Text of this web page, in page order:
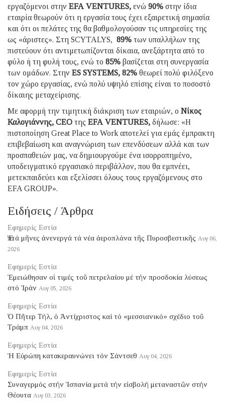
εργαζόμενοι στην EFA VENTURES, ενώ 90% στην ίδια
εταιρία θεωρούν ότι η εργασία τους έχει εξαιρετική σημασία
και ότι οι πελάτες της θα βαθμολογούσαν τις υπηρεσίες της
ως «άριστες». Στη SCYTALYS, 89% των υπαλλήλων της
πιστεύουν ότι αντιμετωπίζονται δίκαια, ανεξάρτητα από το
φύλο ή τη φυλή τους, ενώ το 85% βασίζεται στη συνεργασία
των ομάδων. Στην ES SYSTEMS, 82% θεωρεί πολύ φιλόξενο
τον χώρο εργασίας, ενώ πολύ υψηλό επίσης είναι το ποσοστό
δίκαιης μεταχείρισης.
Με αφορμή την τιμητική διάκριση των εταιριών, ο Νίκος
Καλογιάννης, CEO της EFA VENTURES, δήλωσε: «Η
πιστοποίηση Great Place to Work αποτελεί για εμάς έμπρακτη
επιβεβαίωση και αναγνώριση των επενδύσεων αλλά και των
προσπαθειών μας, να δημιουργούμε ένα ισορροπημένο,
υποδειγματικό εργασιακό περιβάλλον, που θα εμπνέει,
μετεκπαιδεύει και εξελίσσει όλους τους εργαζόμενους στο
EFA GROUP».
Ειδήσεις / Άρθρα
Εφημερίς Εστία
Ἑπτά μῆνες ἀνενεργά τά νέα ἀεροπλάνα τῆς Πυροσβεστικῆς Αυγ 06,
2026
Εφημερίς Εστία
Ἐμειώθησαν οἱ τιμές τοῦ πετρελαίου μέ τήν προσδοκία λύσεως
στό Ἰράν Αυγ 05, 2026
Εφημερίς Εστία
Ὁ Πῆτερ Τήλ, ὁ Ἀντίχριστος καί τό «μεσσιανικό» σχέδιο τοῦ
Τράμπ Αυγ 04, 2026
Εφημερίς Εστία
Ἡ Εὐρώπη κατακεραυνώνει τόν Σάντσεθ Αυγ 04, 2026
Εφημερίς Εστία
Συναγερμός στήν Ἱσπανία μετά τήν εἰσβολή μεταναστῶν στήν
Θέουτα Αυγ 03, 2026